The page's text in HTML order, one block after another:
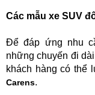
Các mẫu xe SUV
Để đáp ứng nhu
những chuyến đi
khách hàng có thể
Carens.